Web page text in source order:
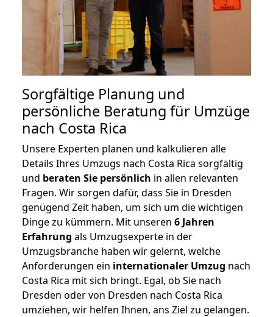
Sorgfältige Planung und
persönliche Beratung für Umzüge
nach Costa Rica
Unsere Experten planen und kalkulieren alle
Details Ihres Umzugs nach Costa Rica sorgfältig
und beraten Sie persönlich in allen relevanten
Fragen. Wir sorgen dafür, dass Sie in Dresden
genügend Zeit haben, um sich um die wichtigen
Dinge zu kümmern. Mit unseren 6 Jahren
Erfahrung als Umzugsexperte in der
Umzugsbranche haben wir gelernt, welche
Anforderungen ein internationaler Umzug nach
Costa Rica mit sich bringt. Egal, ob Sie nach
Dresden oder von Dresden nach Costa Rica
umziehen, wir helfen Ihnen, ans Ziel zu gelangen.